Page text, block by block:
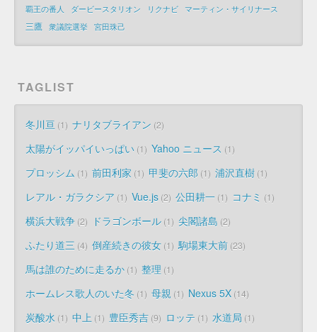
覇王の番人
ダービースタリオン リクナビ マーティン・サイリナース
三鷹 衆議院選挙 宮田珠己
TAGLIST
冬川亘 1 ナリタブライアン 2
太陽がイッパイいっぱい 1 Yahoo ニュース 1
プロッシム 1 前田利家 1 甲斐の六郎 1 浦沢直樹 1
レアル・ガラクシア 1 Vue.js 2 公田耕一 1 コナミ 1
横浜大戦争 2 ドラゴンボール 1 尖閣諸島 2
ふたり道三 4 倒産続きの彼女 1 駒場東大前 23
馬は誰のために走るか 1 整理 1
ホームレス歌人のいた冬 1 母親 1 Nexus 5X 14
炭酸水 1 中上 1 豊臣秀吉 9 ロッテ 1 水道局 1